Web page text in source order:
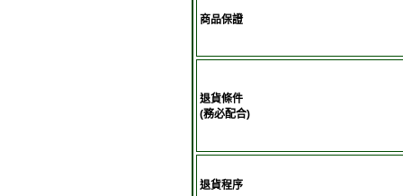
商品保證
退貨條件
(務必配合)
退貨程序